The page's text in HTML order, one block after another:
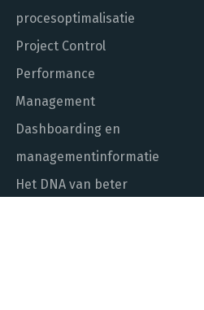
procesoptimalisatie
Project Control
Performance
Management
Dashboarding en
managementinformatie
Het DNA van beter